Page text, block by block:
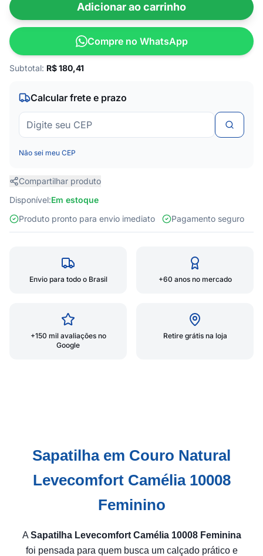
Adicionar ao carrinho
Compre no WhatsApp
Subtotal: R$180,41
Calcular frete e prazo
Não sei meu CEP
Compartilhar produto
Disponível:Em estoque
Produto pronto para envio imediato
Pagamento seguro
Envio para todo o Brasil +60 anos no mercado
+150 mil avaliações no
Google
Retire grátis na loja
Sapatilha em Couro Natural
Levecomfort Camélia 10008
Feminino
A Sapatilha Levecomfort Camélia 10008 Feminina
foi pensada para quem busca um calçado prático e